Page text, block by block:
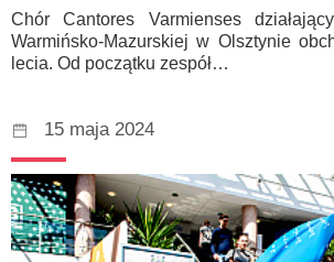
Chór Cantores Varmienses
Warmińsko-Mazurskiej w Olsztynie
lecia. Od początku zespół…
15 maja 2024